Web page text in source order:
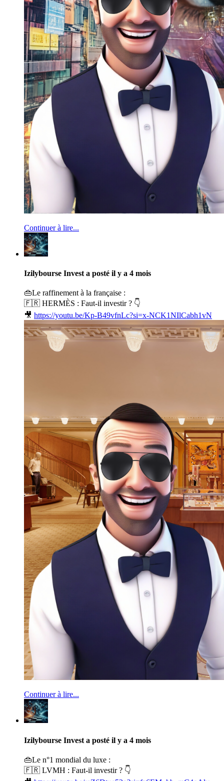
Continuer à lire...
Izilybourse Invest a posté il y a 4 mois
👜Le raffinement à la française :
🇫🇷 HERMÈS : Faut-il investir ? 👇
🎥 https://youtu.be/Kp-B49vfnLc?si=x-NCK1NIlCabh1vN
Continuer à lire...
Izilybourse Invest a posté il y a 4 mois
👜Le n°1 mondial du luxe :
🇫🇷 LVMH : Faut-il investir ? 👇